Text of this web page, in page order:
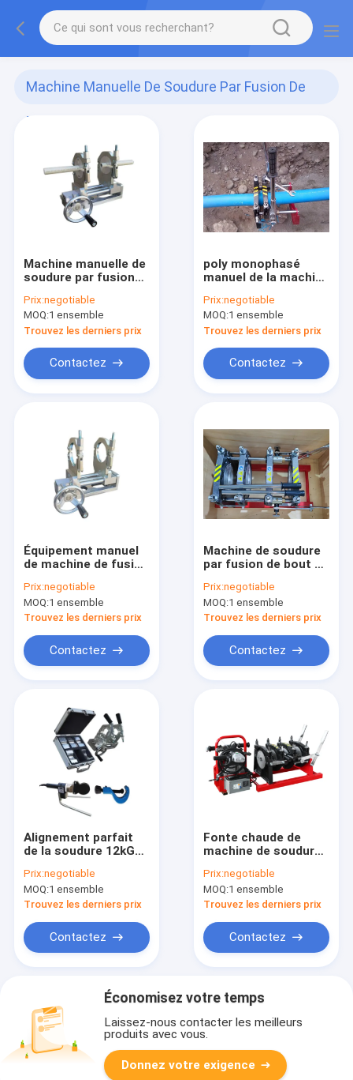
Machine Manuelle De Soudure Par Fusion De
Bout
Machine manuelle de
soudure par fusion
PPH, soudeuse en
plastique de fusion
de tuyau
Prix:negotiable
MOQ:1 ensemble
Trouvez les derniers prix
Contactez
poly monophasé
manuel de la machine
fusion de bout de
160mm
Prix:negotiable
MOQ:1 ensemble
Trouvez les derniers prix
Contactez
Équipement manuel
de machine de fusion
20MM pour des
petits diamètres
Prix:negotiable
MOQ:1 ensemble
Trouvez les derniers prix
Contactez
Machine de soudure
par fusion de bout de
machine de soudage
bout à bout de HDPE
de quatre brides
Prix:negotiable
MOQ:1 ensemble
Trouvez les derniers prix
Contactez
Alignement parfait
de la soudure 12kG
Machine Butt de
manuel de 75MM
Prix:negotiable
MOQ:1 ensemble
Trouvez les derniers prix
Contactez
Fonte chaude de
machine de soudure
manuel de 200MM
pour le tuyau en
plastique
Prix:negotiable
MOQ:1 ensemble
Trouvez les derniers prix
Contactez
Économisez votre temps
Laissez-nous contacter les meilleurs
produits avec vous.
Donnez votre exigence